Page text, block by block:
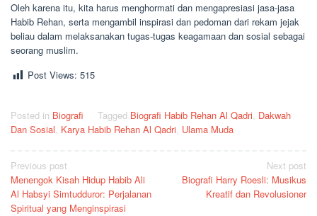
Oleh karena itu, kita harus menghormati dan mengapresiasi jasa-jasa
Habib Rehan, serta mengambil inspirasi dan pedoman dari rekam jejak
beliau dalam melaksanakan tugas-tugas keagamaan dan sosial sebagai
seorang muslim.
Post Views: 515
Posted in Biografi Tagged Biografi Habib Rehan Al Qadri, Dakwah
Dan Sosial, Karya Habib Rehan Al Qadri, Ulama Muda
Post
navigation
Previous post
Menengok Kisah Hidup Habib Ali
Al Habsyi Simtudduror: Perjalanan
Spiritual yang Menginspirasi
Next post
Biografi Harry Roesli: Musikus
Kreatif dan Revolusioner